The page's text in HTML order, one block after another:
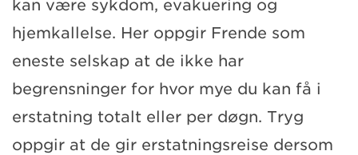
kan være sykdom, evakuering og
hjemkallelse. Her oppgir Frende som
eneste selskap at de ikke har
begrensninger for hvor mye du kan få i
erstatning totalt eller per døgn. Tryg
oppgir at de gir erstatningsreise dersom